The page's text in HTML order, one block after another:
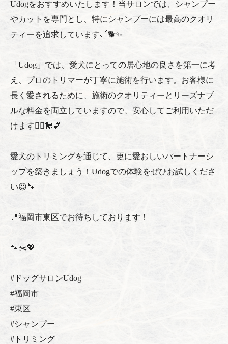
Udogをおすすめいたします！当サロンでは、シャンプー
やカットを専門とし、特にシャンプーには最高のクオリ
ティーを追求しています🛁🐕✨
「Udog」では、愛犬にとっての居心地の良さを第一に考
え、プロのトリマーが丁寧に施術を行います。お客様に
長く愛されるために、施術のクオリティーとリーズナブ
ルな料金を両立していますので、安心してご利用いただ
けます💇‍♂️🐩💕
愛犬のトリミングを通じて、更に愛おしいパートナーシ
ップを築きましょう！Udogでの体験をぜひお試しくださ
い😍🐾
📍福岡市東区でお待ちしております！
🐾✂️💖
#ドッグサロンUdog
#福岡市
#東区
#シャンプー
#トリミング